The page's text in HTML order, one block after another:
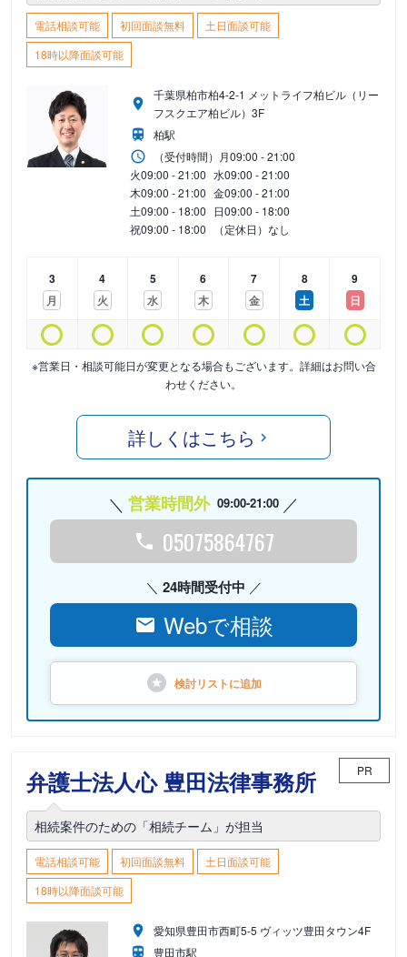
電話相談可能 初回面談無料
土日面談可能
18時以降面談可能
千葉県柏市柏4-2-1 メットライフ柏ビル（リー
フスクエア柏ビル）3F
柏駅
（受付時間） 月09:00 - 21:00
火09:00 - 21:00 水09:00 - 21:00
木09:00 - 21:00 金09:00 - 21:00
土09:00 - 18:00 日09:00 - 18:00
祝09:00 - 18:00 （定休日）なし
3
月
4
火
5
水
6
木
7
金
8
土
9
日
※営業日・相談可能日が変更となる場合もございます。詳細はお問い合
わせください。
詳しくはこちら
営業時間外 09:00-21:00
05075864767
24時間受付中
Webで相談
検討リストに追加
弁護士法人心 豊田法律事務所 PR
相続案件のための「相続チーム」が担当
電話相談可能 初回面談無料
土日面談可能
18時以降面談可能
愛知県豊田市西町5-5 ヴィッツ豊田タウン4F
豊田市駅